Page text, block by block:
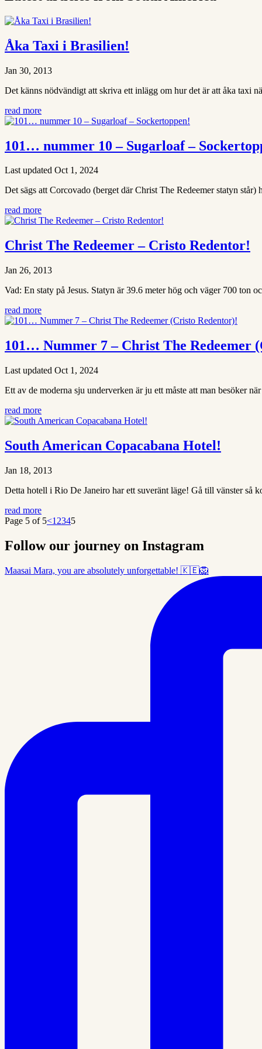
Åka Taxi i Brasilien!
Jan 30, 2013
Det känns nödvändigt att skriva ett inlägg om hur det är att åka
read more
101… nummer 10 – Sugarloaf –
Last updated Oct 1, 2024
Det sägs att Corcovado (berget där Christ The Redeemer statyn
read more
Christ The Redeemer – Cristo Redentor!
Jan 26, 2013
Vad: En staty på Jesus. Statyn är 39.6 meter hög och väger 700
read more
101… Nummer 7 – Christ The Redeemer
Last updated Oct 1, 2024
Ett av de moderna sju underverken är ju ett måste att man besöker
read more
South American Copacabana Hotel!
Jan 18, 2013
Detta hotell i Rio De Janeiro har ett suveränt läge! Gå till vänster så
read more
Page 5 of 5<1 2345
Follow our journey on Instagram
Maasai Mara, you are absolutely unforgettable! 🇰🇪🦁